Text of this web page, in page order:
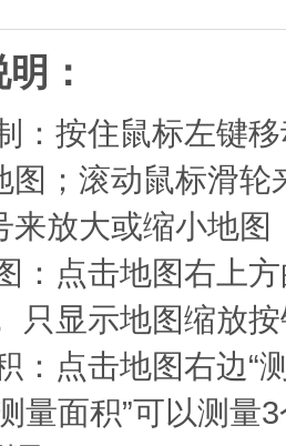
：
：按住鼠标左键
图；滚动鼠标滑
来放大或缩小地图
点击地图右上方
只显示地图缩放
点击地图右边“
量面积”可以测量